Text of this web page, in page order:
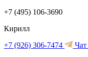
+7 (495) 106-3690
Кирилл
+7 (926) 306-7474
Чат